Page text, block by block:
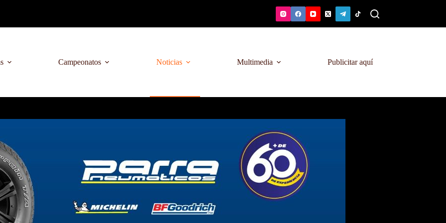
Campeonatos Noticias Multimedia Publicitar aquí